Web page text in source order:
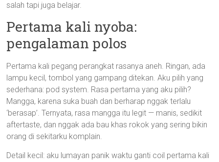
salah tapi juga belajar.
Pertama kali nyoba:
pengalaman polos
Pertama kali pegang perangkat rasanya aneh. Ringan, ada
lampu kecil, tombol yang gampang ditekan. Aku pilih yang
sederhana: pod system. Rasa pertama yang aku pilih?
Mangga, karena suka buah dan berharap nggak terlalu
‘berasap’. Ternyata, rasa mangga itu legit — manis, sedikit
aftertaste, dan nggak ada bau khas rokok yang sering bikin
orang di sekitarku komplain.
Detail kecil: aku lumayan panik waktu ganti coil pertama kali